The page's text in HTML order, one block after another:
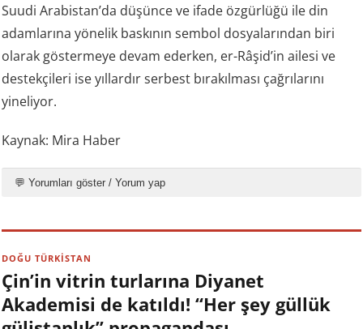
Suudi Arabistan’da düşünce ve ifade özgürlüğü ile din
adamlarına yönelik baskının sembol dosyalarından biri
olarak göstermeye devam ederken, er-Râşid’in ailesi ve
destekçileri ise yıllardır serbest bırakılması çağrılarını
yineliyor.
Kaynak: Mira Haber
💬 Yorumları göster / Yorum yap
DOĞU TÜRKİSTAN
Çin’in vitrin turlarına Diyanet
Akademisi de katıldı! “Her şey güllük